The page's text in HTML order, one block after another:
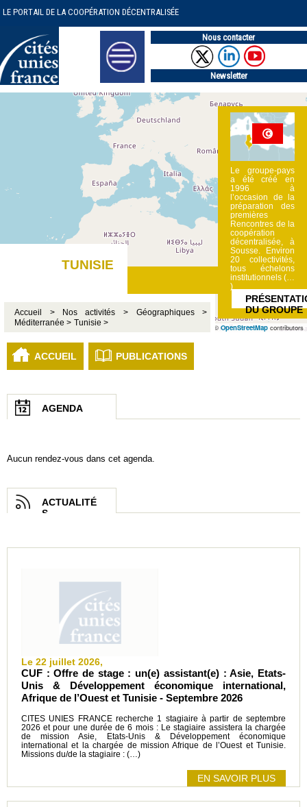
LE PORTAIL DE LA COOPÉRATION DÉCENTRALISÉE
Nous contacter
Newsletter
TUNISIE
Accueil > Nos activités >
Géographiques >
Méditerranée > Tunisie >
Le groupe-pays
a été créé en
1996 à
l’occasion de la
préparation des
premières
Rencontres de la
coopération
décentralisée, à
Sousse. Environ
20 collectivités,
tous échelons
institutionnels (…
)
DU GROUPE
©OpenStreetMap contributors
ACCUEIL PUBLICATIONS
AGENDA
Aucun rendez-vous dans cet agenda.
ACTUALITÉ
S
Le 22 juillet 2026,
CUF : Offre de stage : un(e) assistant(e) : Asie, Etats-
Unis & Développement économique international,
Afrique de l’Ouest et Tunisie - Septembre 2026
CITES UNIES FRANCE recherche 1 stagiaire à partir de septembre
2026 et pour une durée de 6 mois : Le stagiaire assistera la chargée
de mission Asie, Etats-Unis & Développement économique
international et la chargée de mission Afrique de l’Ouest et Tunisie.
Missions du/de la stagiaire : (…)
EN SAVOIR PLUS